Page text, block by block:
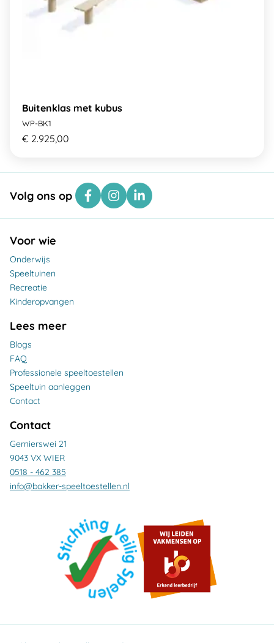
Buitenklas met kubus
WP-BK1
€ 2.925,00
Volg ons op
Voor wie
Onderwijs
Speeltuinen
Recreatie
Kinderopvangen
Lees meer
Blogs
FAQ
Professionele speeltoestellen
Speeltuin aanleggen
Contact
Contact
Gernierswei 21
9043 VX WIER
0518 - 462 385
info@bakker-speeltoestellen.nl